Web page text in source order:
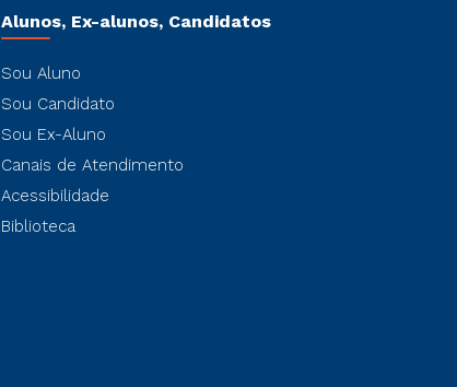
Alunos, Ex-alunos, Candidatos
Sou Aluno
Sou Candidato
Sou Ex-Aluno
Canais de Atendimento
Acessibilidade
Biblioteca